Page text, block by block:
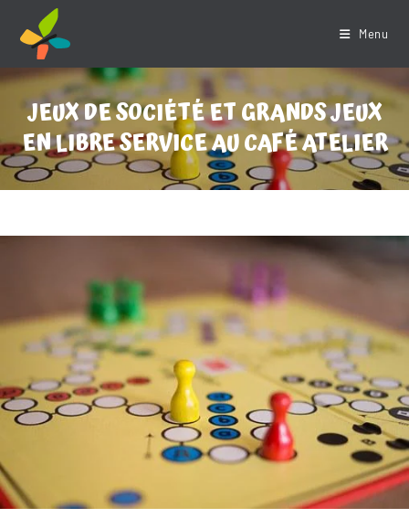
content
Menu
JEUX DE SOCIÉTÉ ET GRANDS JEUX
EN LIBRE SERVICE AU CAFÉ ATELIER